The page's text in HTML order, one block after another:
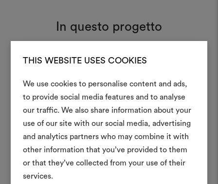
THIS WEBSITE USES COOKIES
We use cookies to personalise content and ads,
to provide social media features and to analyse
our traffic. We also share information about your
use of our site with our social media, advertising
and analytics partners who may combine it with
other information that you’ve provided to them
or that they’ve collected from your use of their
services.
In questo progetto
Crea
Uno strumento interattivo
e condividere le tue idee,